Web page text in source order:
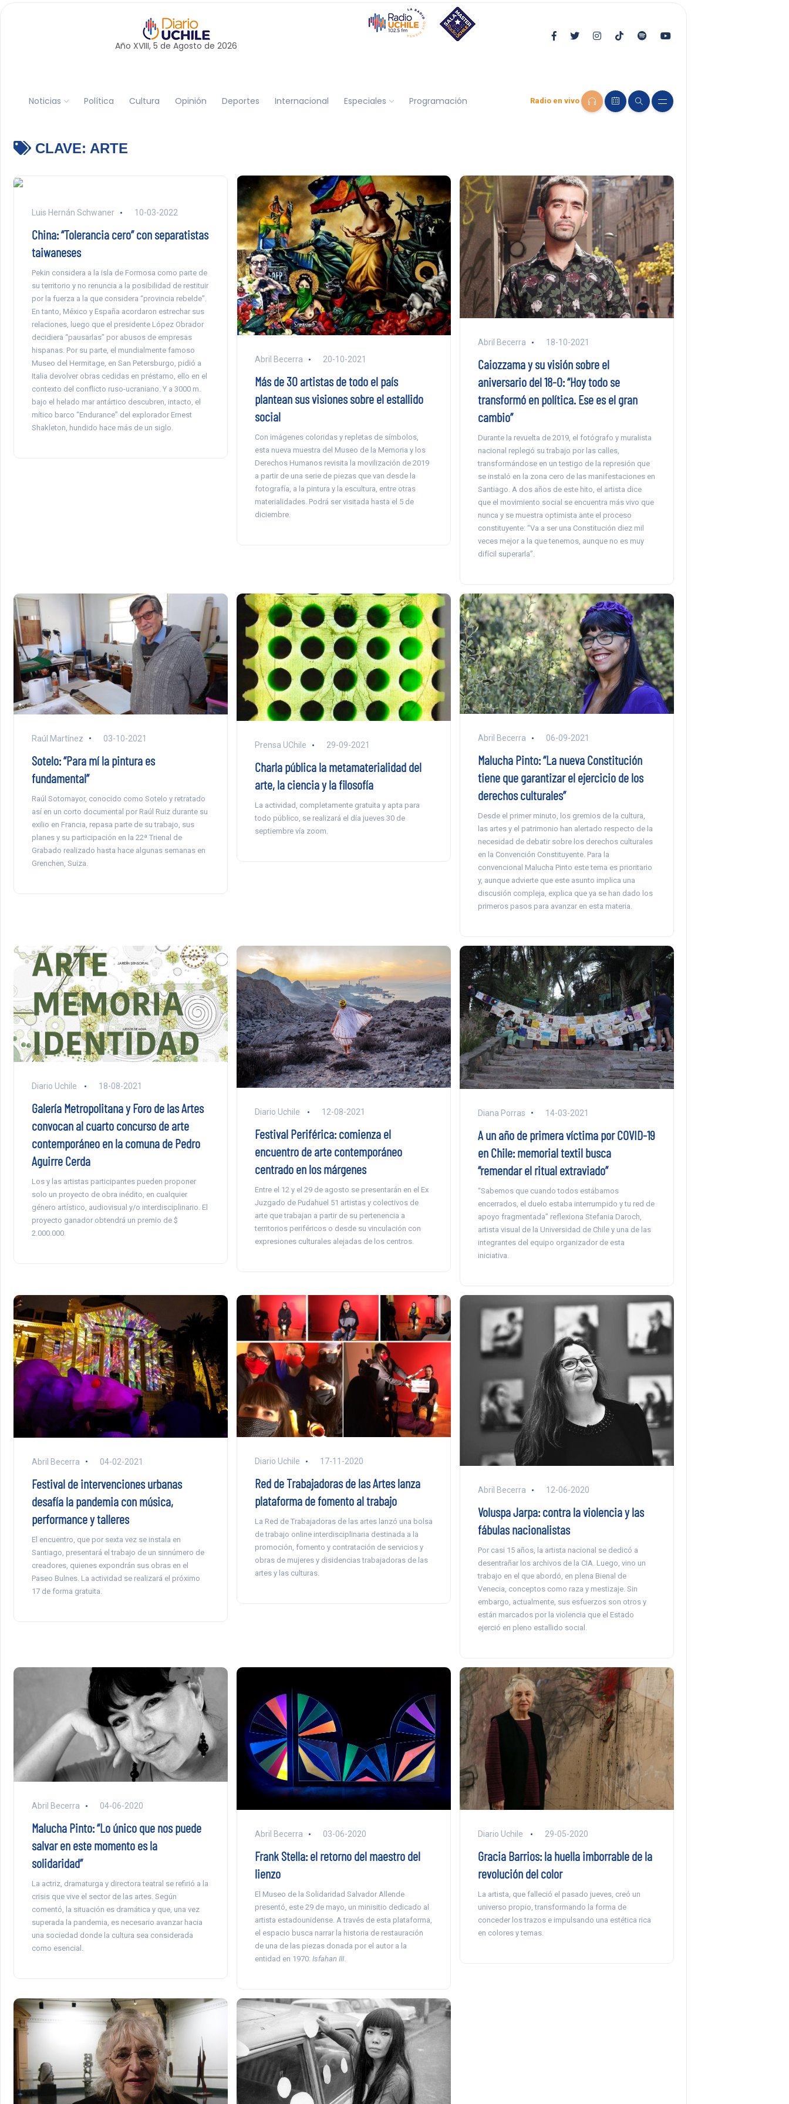
Año XVIII, 5 de Agosto de 2026
Noticias Política Cultura Opinión Deportes Internacional Especiales Programación Radio en vivo
CLAVE: ARTE
Luis Hernán Schwaner 10-03-2022
China: “Tolerancia cero” con separatistas
taiwaneses
Pekin considera a la isla de Formosa como parte de
su territorio y no renuncia a la posibilidad de restituir
por la fuerza a la que considera “provincia rebelde”.
En tanto, México y España acordaron estrechar sus
relaciones, luego que el presidente López Obrador
decidiera “pausarlas” por abusos de empresas
hispanas. Por su parte, el mundialmente famoso
Museo del Hermitage, en San Petersburgo, pidió a
Italia devolver obras cedidas en préstamo, ello en el
contexto del conflicto ruso-ucraniano. Y a 3000 m.
bajo el helado mar antártico descubren, intacto, el
mítico barco “Endurance” del explorador Ernest
Shakleton, hundido hace más de un siglo.
Abril Becerra 20-10-2021
Más de 30 artistas de todo el país
plantean sus visiones sobre el estallido
social
Con imágenes coloridas y repletas de símbolos,
esta nueva muestra del Museo de la Memoria y los
Derechos Humanos revisita la movilización de 2019
a partir de una serie de piezas que van desde la
fotografía, a la pintura y la escultura, entre otras
materialidades. Podrá ser visitada hasta el 5 de
diciembre.
Abril Becerra 18-10-2021
Caiozzama y su visión sobre el
aniversario del 18-O: “Hoy todo se
transformó en política. Ese es el gran
cambio”
Durante la revuelta de 2019, el fotógrafo y muralista
nacional replegó su trabajo por las calles,
transformándose en un testigo de la represión que
se instaló en la zona cero de las manifestaciones en
Santiago. A dos años de este hito, el artista dice
que el movimiento social se encuentra más vivo que
nunca y se muestra optimista ante el proceso
constituyente: “Va a ser una Constitución diez mil
veces mejor a la que tenemos, aunque no es muy
difícil superarla”.
Raúl Martínez 03-10-2021
Sotelo: “Para mí la pintura es
fundamental”
Raúl Sotomayor, conocido como Sotelo y retratado
así en un corto documental por Raúl Ruiz durante su
exilio en Francia, repasa parte de su trabajo, sus
planes y su participación en la 22ª Trienal de
Grabado realizado hasta hace algunas semanas en
Grenchen, Suiza.
Prensa UChile 29-09-2021
Charla pública la metamaterialidad del
arte, la ciencia y la filosofía
La actividad, completamente gratuita y apta para
todo público, se realizará el día jueves 30 de
septiembre vía zoom.
Abril Becerra 06-09-2021
Malucha Pinto: “La nueva Constitución
tiene que garantizar el ejercicio de los
derechos culturales”
Desde el primer minuto, los gremios de la cultura,
las artes y el patrimonio han alertado respecto de la
necesidad de debatir sobre los derechos culturales
en la Convención Constituyente. Para la
convencional Malucha Pinto este tema es prioritario
y, aunque advierte que este asunto implica una
discusión compleja, explica que ya se han dado los
primeros pasos para avanzar en esta materia.
Diario Uchile 18-08-2021
Galería Metropolitana y Foro de las Artes
convocan al cuarto concurso de arte
contemporáneo en la comuna de Pedro
Aguirre Cerda
Los y las artistas participantes pueden proponer
solo un proyecto de obra inédito, en cualquier
género artístico, audiovisual y/o interdisciplinario. El
proyecto ganador obtendrá un premio de $
2.000.000.
Diario Uchile 12-08-2021
Festival Periférica: comienza el
encuentro de arte contemporáneo
centrado en los márgenes
Entre el 12 y el 29 de agosto se presentarán en el Ex
Juzgado de Pudahuel 51 artistas y colectivos de
arte que trabajan a partir de su pertenencia a
territorios periféricos o desde su vinculación con
expresiones culturales alejadas de los centros.
Diana Porras 14-03-2021
A un año de primera víctima por COVID-19
en Chile: memorial textil busca
“remendar el ritual extraviado”
“Sabemos que cuando todos estábamos
encerrados, el duelo estaba interrumpido y tu red de
apoyo fragmentada” reflexiona Stefania Daroch,
artista visual de la Universidad de Chile y una de las
integrantes del equipo organizador de esta
iniciativa.
Abril Becerra 04-02-2021
Festival de intervenciones urbanas
desafía la pandemia con música,
performance y talleres
El encuentro, que por sexta vez se instala en
Santiago, presentará el trabajo de un sinnúmero de
creadores, quienes expondrán sus obras en el
Paseo Bulnes. La actividad se realizará el próximo
17 de forma gratuita.
Diario Uchile 17-11-2020
Red de Trabajadoras de las Artes lanza
plataforma de fomento al trabajo
La Red de Trabajadoras de las artes lanzó una bolsa
de trabajo online interdisciplinaria destinada a la
promoción, fomento y contratación de servicios y
obras de mujeres y disidencias trabajadoras de las
artes y las culturas.
Abril Becerra 12-06-2020
Voluspa Jarpa: contra la violencia y las
fábulas nacionalistas
Por casi 15 años, la artista nacional se dedicó a
desentrañar los archivos de la CIA. Luego, vino un
trabajo en el que abordó, en plena Bienal de
Venecia, conceptos como raza y mestizaje. Sin
embargo, actualmente, sus esfuerzos son otros y
están marcados por la violencia que el Estado
ejerció en pleno estallido social.
Abril Becerra 04-06-2020
Malucha Pinto: “Lo único que nos puede
salvar en este momento es la
solidaridad”
La actriz, dramaturga y directora teatral se refirió a la
crisis que vive el sector de las artes. Según
comentó, la situación es dramática y que, una vez
superada la pandemia, es necesario avanzar hacia
una sociedad donde la cultura sea considerada
como esencial.
Abril Becerra 03-06-2020
Frank Stella: el retorno del maestro del
lienzo
El Museo de la Solidaridad Salvador Allende
presentó, este 29 de mayo, un minisitio dedicado al
artista estadounidense. A través de esta plataforma,
el espacio busca narrar la historia de restauración
de una de las piezas donada por el autor a la
entidad en 1970: Isfahan III.
Diario Uchile 29-05-2020
Gracia Barrios: la huella imborrable de la
revolución del color
La artista, que falleció el pasado jueves, creó un
universo propio, transformando la forma de
conceder los trazos e impulsando una estética rica
en colores y temas.